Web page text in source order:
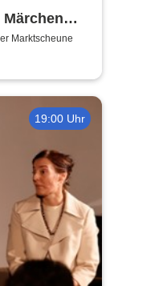
Marktscheune
19:00 Uhr